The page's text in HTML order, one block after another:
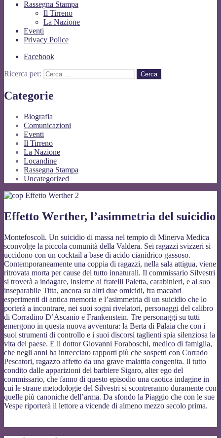
Rassegna Stampa
Il Tirreno
La Nazione
Eventi
Privacy Police
Facebook
Ricerca per:
Categorie
Biografia
Comunicazioni
Eventi
Il Tirreno
La Nazione
Locandine
Rassegna Stampa
Uncategorized
Effetto Werther, l’asimmetria del suicidio
Montefoscoli. Un suicidio di massa nel tempio di Minerva Medica
sconvolge la piccola comunità della Valdera. Sei ragazzi svizzeri si
uccidono con un cocktail a base di acido cianidrico gassoso.
Contemporaneamente una coppia di ragazzi, nella sala attigua, viene
ritrovata morta per cause del tutto innaturali. Il commissario Silvestri
si troverà a indagare, insieme ai fratelli Paletta, carabinieri, e al suo
inseparabile Titta, ancora su altri due omicidi, fra macabri
esperimenti di antica memoria e l’asimmetria di un suicidio che lo
porterà a incontrare, nei suoi sogni rivelatori, personaggi del calibro
di Corradino D’Ascanio e Frankenstein. Tre personaggi su tutti
emergono in questa nuova avventura: la Berta di Palaia che con i
suoi strumenti di controllo e i suoi discorsi taglienti spia silenziosa la
vita del paese. E il dottor Giovanni Foraboschi, medico di famiglia,
che negli anni ha intrecciato rapporti più che sospetti con Corrado
Pescatori, ragazzo affetto da una grave malattia congenita. Il tutto
condito dalle apparizioni del barbiere Sigaro, alter ego del
commissario, che fanno di questo episodio una caotica indagine in
cui le strane metodologie del Silvestri si scontreranno duramente con
quelle più canoniche dell’arma. Da sfondo la Piaggio che con le sue
Vespe riporterà il lettore a vicende di almeno mezzo secolo prima.